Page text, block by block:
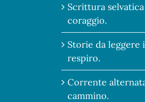
Scrittura
coraggio.
Storie da
respiro.
Corrente
cammino.